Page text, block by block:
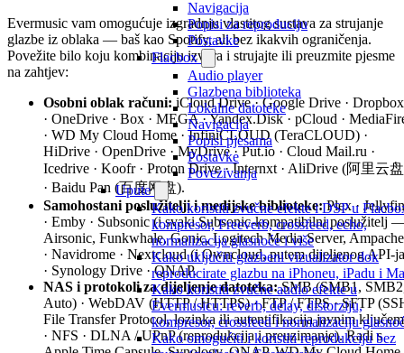
Navigacija
Popisi za reproduciju
Postavke
Flacbox
Audio player
Glazbena biblioteka
Lokalne datoteke
Navigacija
Popisi pjesama
Postavke
Povezivanja
Upute
Kako koristiti zvučne efekte i DSP u
kompresor, Freeverb, crossfeed, echo,
normalizacija glasnoće i više
Kako uključiti glazbeni vizualizator dok
reproducirate glazbu na iPhoneu, iPadu i
Kako koristiti zvučne audio efekte u
Evermusicu: reverb, delay, distorziju,
kompresor, crossfeed i normalizaciju
Kako omogućiti i koristiti reprodukciju bez
Evermusic vam omogućuje izgradnju vlastitog sustava za strujanje
glazbe iz oblaka — baš kao Spotify, ali bez ikakvih ograničenja.
Povežite bilo koju kombinaciju izvora i strujajte ili preuzmite pjesme
na zahtjev:
Osobni oblak računi: iCloud Drive · Google Drive · Dropbox
· OneDrive · Box · MEGA · Yandex.Disk · pCloud ·
· WD My Cloud Home · InfiniCLOUD (TeraCLOUD) ·
HiDrive · OpenDrive · MyDrive · Put.io · Cloud Mail.ru ·
Icedrive · Koofr · Proton Drive · Internxt · AliDrive (阿里云
· Baidu Pan (百度网盘).
Samohostani poslužitelji i medijske biblioteke:Plex · Jellyfin
· Emby · Subsonic (i svaki Subsonic-kompatibilni poslužitelj
Airsonic, Funkwhale, Gonic, Logitech Media Server,
· Navidrome · Nextcloud (i Owncloud, putem dijeljenog API-
· Synology Drive · QNAP.
NAS i protokoli za dijeljenje datoteka:SMB (SMB1,
Auto) · WebDAV (HTTP / HTTPS) · FTP / FTPS · SFTP
File Transfer Protocol, lozinka ili autentifikacija javnim
· NFS · DLNA / UPnP (reprodukcija i preuzimanje). Radi s